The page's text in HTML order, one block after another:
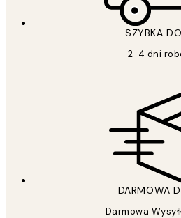
SZYBKA
2-4 dni
DARMOWA
Darmowa